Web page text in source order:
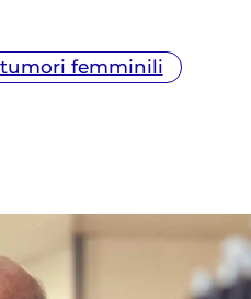
femminili